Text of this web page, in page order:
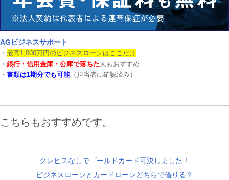
AGビジネスサポート
・ 最高1,000万円のビジネスローンはここだけ
・ 銀行・信用金庫・公庫で落ちた 人もおすすめ
・ 書類は1期分でも可能（担当者に確認済み）
こちらもおすすめです。
クレヒスなしでゴールドカード可決しました！
ビジネスローンとカードローンどちらで借りる？